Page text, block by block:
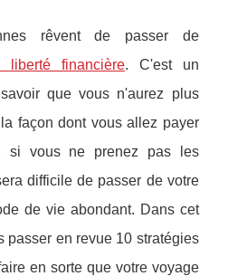
rêvent de passer de
financière. C'est un
que vous n'aurez plus
façon dont vous allez payer
si vous ne prenez pas les
difficile de passer de votre
de vie abondant. Dans cet
passer en revue 10 stratégies
en sorte que votre voyage